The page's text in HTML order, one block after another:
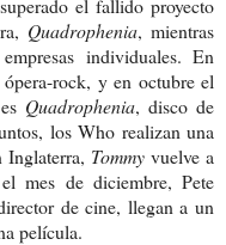
el fallido proyecto
Quadrophenia, mientras
individuales. En
rock, y en octubre el
Quadrophenia, disco de
los Who realizan una
Inglaterra, Tommy vuelve a
mes de diciembre, Pete
de cine, llegan a un
película.